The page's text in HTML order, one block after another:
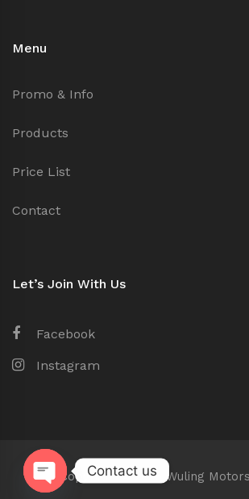
Menu
Promo & Info
Products
Price List
Contact
Let’s Join With Us
Facebook
Instagram
Copyright © 2026 Wuling
Contact us